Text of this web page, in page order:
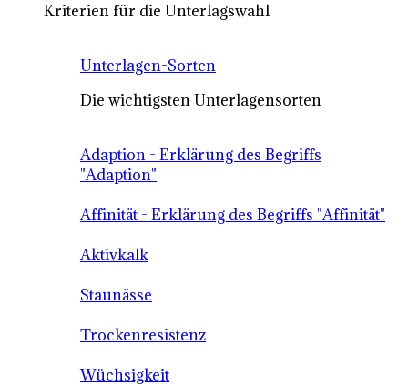
Kriterien für die Unterlagswahl
Unterlagen-Sorten
Die wichtigsten Unterlagensorten
Adaption - Erklärung des Begriffs
"Adaption"
Affinität - Erklärung des Begriffs "Affinität"
Aktivkalk
Staunässe
Trockenresistenz
Wüchsigkeit